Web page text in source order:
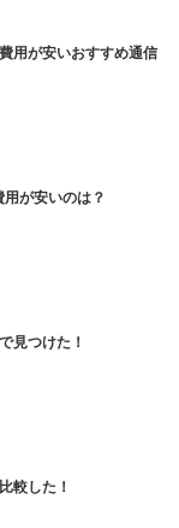
用が安いおすすめ通信
が安いのは？
見つけた！
較した！